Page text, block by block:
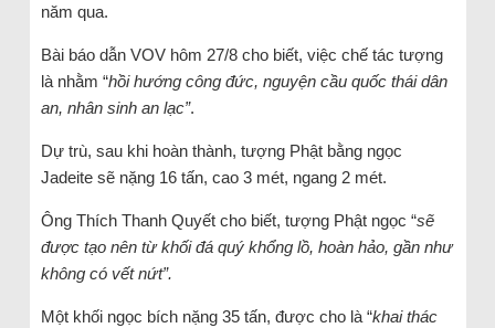
năm qua.
Bài báo dẫn VOV hôm 27/8 cho biết, việc chế tác tượng
là nhằm “hồi hướng công đức, nguyện cầu quốc thái dân
an, nhân sinh an lạc”.
Dự trù, sau khi hoàn thành, tượng Phật bằng ngọc
Jadeite sẽ nặng 16 tấn, cao 3 mét, ngang 2 mét.
Ông Thích Thanh Quyết cho biết, tượng Phật ngọc “sẽ
được tạo nên từ khối đá quý khổng lồ, hoàn hảo, gần như
không có vết nứt”.
Một khối ngọc bích nặng 35 tấn, được cho là “khai thác